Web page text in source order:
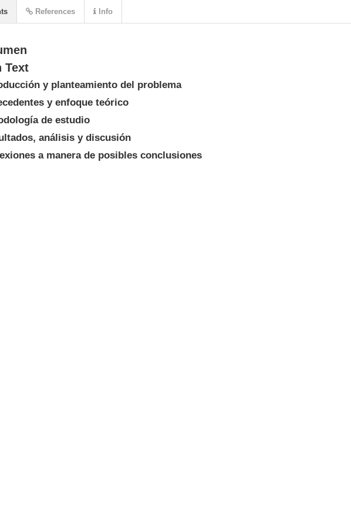
Text
y planteamiento del problema
y enfoque teórico
de estudio
análisis y discusión
a manera de posibles conclusiones
References Info